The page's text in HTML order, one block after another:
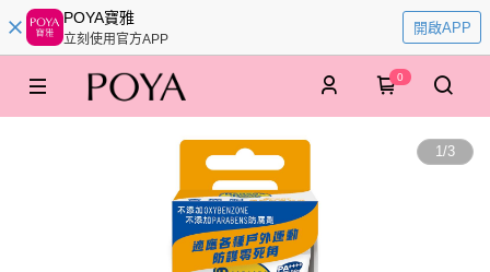
POYA寶雅
立刻使用官方APP
開啟APP
0
1/3